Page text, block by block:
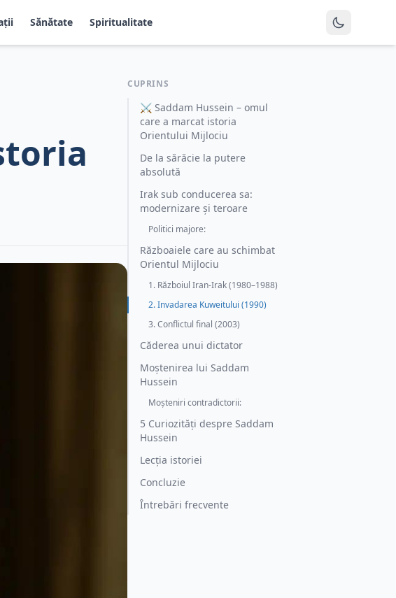
Sănătate Spiritualitate
CUPRINS
⚔ Saddam Hussein – omul
care a marcat istoria
Orientului Mijlociu
De la sărăcie la putere
absolută
Irak sub conducerea sa:
modernizare și teroare
Politici majore:
Războaiele care au schimbat
Orientul Mijlociu
1. Războiul Iran-Irak (1980–1988)
2. Invadarea Kuweitului (1990)
3. Conflictul final (2003)
Căderea unui dictator
Moștenirea lui Saddam
Hussein
Moșteniri contradictorii:
5 Curiozități despre Saddam
Hussein
Lecția istoriei
Concluzie
Întrebări frecvente